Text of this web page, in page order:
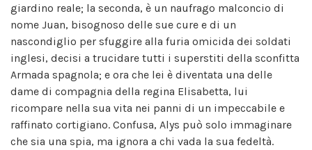
giardino reale; la seconda, è un naufrago malconcio di
nome Juan, bisognoso delle sue cure e di un
nascondiglio per sfuggire alla furia omicida dei soldati
inglesi, decisi a trucidare tutti i superstiti della sconfitta
Armada spagnola; e ora che lei è diventata una delle
dame di compagnia della regina Elisabetta, lui
ricompare nella sua vita nei panni di un impeccabile e
raffinato cortigiano. Confusa, Alys può solo immaginare
che sia una spia, ma ignora a chi vada la sua fedeltà.